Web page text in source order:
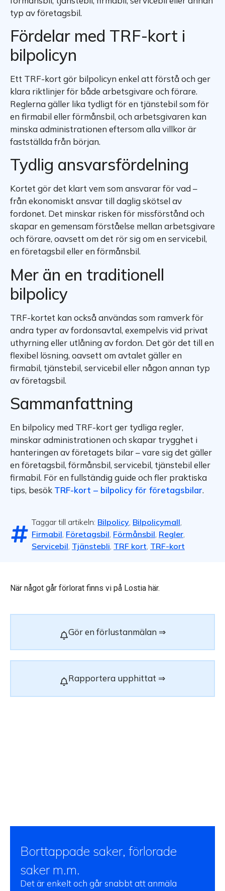
typ av företagsbil.
Fördelar med TRF-kort i
bilpolicyn
Ett TRF-kort gör bilpolicyn enkel att förstå och ger
klara riktlinjer för både arbetsgivare och förare.
Reglerna gäller lika tydligt för en tjänstebil som för
en firmabil eller förmånsbil, och arbetsgivaren kan
minska administrationen eftersom alla villkor är
fastställda från början.
Tydlig ansvarsfördelning
Kortet gör det klart vem som ansvarar för vad –
från ekonomiskt ansvar till daglig skötsel av
fordonet. Det minskar risken för missförstånd och
skapar en gemensam förståelse mellan arbetsgivare
och förare, oavsett om det rör sig om en servicebil,
en företagsbil eller en förmånsbil.
Mer än en traditionell
bilpolicy
TRF-kortet kan också användas som ramverk för
andra typer av fordonsavtal, exempelvis vid privat
uthyrning eller utlåning av fordon. Det gör det till en
flexibel lösning, oavsett om avtalet gäller en
firmabil, tjänstebil, servicebil eller någon annan typ
av företagsbil.
Sammanfattning
En bilpolicy med TRF-kort ger tydliga regler,
minskar administrationen och skapar trygghet i
hanteringen av företagets bilar – vare sig det gäller
en företagsbil, förmånsbil, servicebil, tjänstebil eller
firmabil. För en fullständig guide och fler praktiska
tips, besök TRF-kort – bilpolicy för företagsbilar.
Taggar till artikeln: Bilpolicy Bilpolicymall
Firmabil Företagsbil Förmånsbil Regler
Servicebil Tjänstebli TRF kort TRF-kort
När något går förlorat finns vi på Lostia här.
Gör en förlustanmälan ⇒
Rapportera upphittat ⇒
Borttappade saker, förlorade
saker m.m.
Det är enkelt och går snabbt att anmäla